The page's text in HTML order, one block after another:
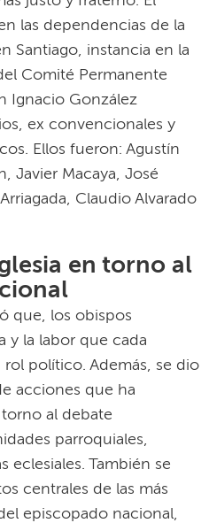
las dependencias de la
Santiago, instancia en la
Comité Permanente
Ignacio González
ex convencionales y
Ellos fueron: Agustín
Javier Macaya, José
Claudio Alvarado
en torno al
que, los obispos
y la labor que cada
político. Además, se dio
acciones que ha
al debate
parroquiales,
eclesiales. También se
centrales de las más
episcopado nacional,